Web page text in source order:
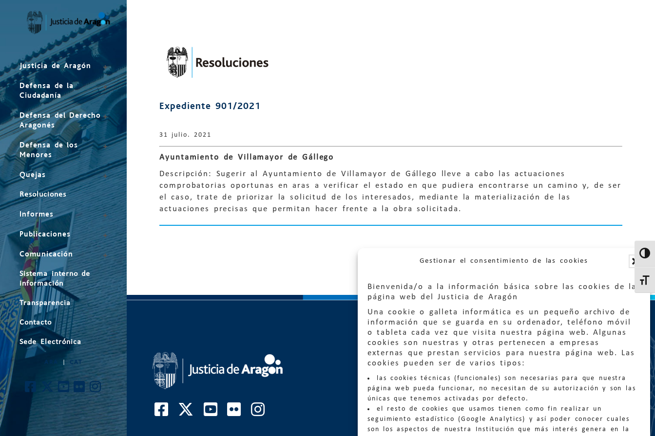
Gestionar el consentimiento de las cookies
Bienvenida/o a la información básica sobre las cookies de la
página web del Justicia de Aragón
Una cookie o galleta informática es un pequeño archivo de
información que se guarda en su ordenador, teléfono móvil
o tableta cada vez que visita nuestra página web. Algunas
cookies son nuestras y otras pertenecen a empresas
externas que prestan servicios para nuestra página web. Las
cookies pueden ser de varios tipos:
las cookies técnicas (funcionales) son necesarias para que nuestra
página web pueda funcionar, no necesitan de su autorización y son las
únicas que tenemos activadas por defecto.
el resto de cookies que usamos tienen como fin realizar un
seguimiento estadístico (Google Analytics) y así poder conocer cuales
son los aspectos de nuestra Institución que más interés genera en la
Justicia de Aragón
Defensa de la
Ciudadanía
Defensa del Derecho
Aragonés
Defensa de los
Menores
Quejas
Resoluciones
Informes
Publicaciones
Comunicación
Sistema interno de
información
Transparencia
Contacto
Sede Electrónica
ARA CAT
Expediente 901/2021
31 julio. 2021
Ayuntamiento de Villamayor de Gállego
Descripción: Sugerir al Ayuntamiento de Villamayor de Gállego lleve a cabo las actuaciones
comprobatorias oportunas en aras a verificar el estado en que pudiera encontrarse un camino y, de ser
el caso, trate de priorizar la solicitud de los interesados, mediante la materialización de las
actuaciones precisas que permitan hacer frente a la obra solicitada.
Quejas:quejas@eljusticiadearagon.es
Información general:
informacion@eljusticiadearagon.es
Teléfonos: 900 210 210/ 976 399 354